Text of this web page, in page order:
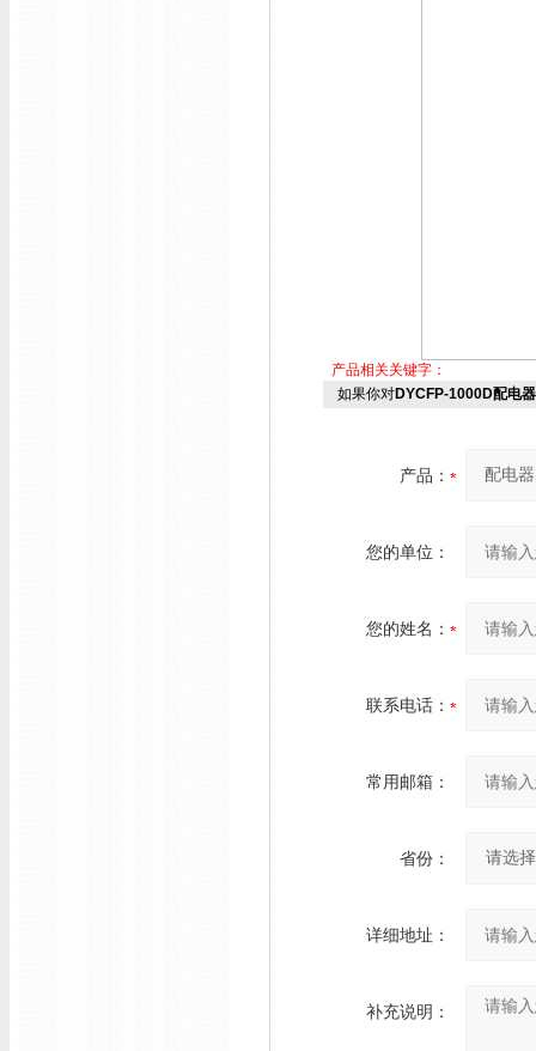
产品相关关键字：
如果你对DYCFP-1000D配电器
产品：
您的单位：
您的姓名：
联系电话：
常用邮箱：
省份：
详细地址：
补充说明：